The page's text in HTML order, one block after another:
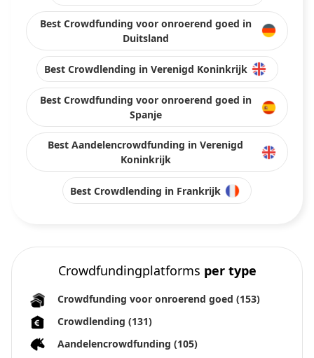
Best Crowdfunding voor onroerend goed in
Duitsland
Best Crowdlending in Verenigd Koninkrijk
Best Crowdfunding voor onroerend goed in
Spanje
Best Aandelencrowdfunding in Verenigd
Koninkrijk
Best Crowdlending in Frankrijk
Crowdfundingplatforms per type
Crowdfunding voor onroerend goed (153)
Crowdlending (131)
Aandelencrowdfunding (105)